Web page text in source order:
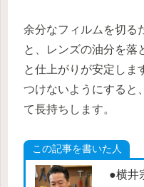
余分なフィルムを切る
と、レンズの油分を落
と仕上がりが安定しま
つけないようにすると
て長持ちします。
この記事を書いた人
●横井